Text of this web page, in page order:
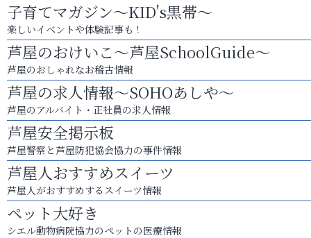
子育てマガジン～KID's黒帯～
楽しいイベントや体験記事も！
芦屋のおけいこ～芦屋SchoolGuide～
芦屋のおしゃれなお稽古情報
芦屋の求人情報～SOHOあしや～
芦屋のアルバイト・正社員の求人情報
芦屋安全掲示板
芦屋警察と芦屋防犯協会協力の事件情報
芦屋人おすすめスイーツ
芦屋人がおすすめするスイーツ情報
ペット大好き
シエル動物病院協力のペットの医療情報